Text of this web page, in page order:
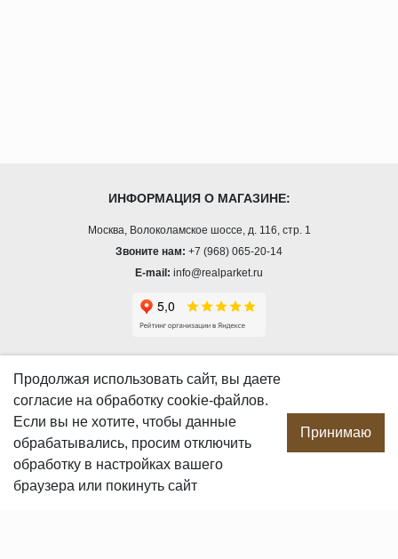
ИНФОРМАЦИЯ О МАГАЗИНЕ:
Москва, Волоколамское шоссе, д. 116, стр. 1
Звоните нам: +7 (968) 065-20-14
E-mail: info@realparket.ru
О компании
Производство
Сотрудничество
Сертификаты продукции
Вакансии
Продолжая использовать сайт, вы даете
согласие на обработку cookie-файлов.
Если вы не хотите, чтобы данные
обрабатывались, просим отключить
обработку в настройках вашего
браузера или покинуть сайт
Принимаю